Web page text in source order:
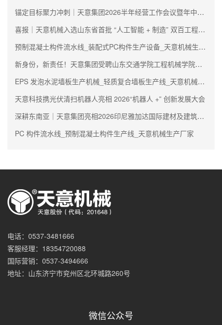
锚定目标聚力冲刺｜天意集团2026半年经营工作会议暨年中述职大会圆满召开
喜报｜天意机械入选山东省首批 “人工智能 + 制造” 双百工程阵容
预制混凝土构件流水线_装配式PC构件生产设备_天意机械生产厂家
新身份，新责任！天意集团受聘山东交通学院工程机械学院理事会副理事长单位
EPS 发泡水泥墙板生产机械_轻质复合墙板生产线_天意机械生产厂家
天意科技携光伏清扫机器人亮相 2026“机器人 +” 创新发展大会
深耕东南亚｜天意集团亮相2026印尼雅加达国际建材及建筑技术展
PC 构件流水线_预制混凝土构件生产线_天意机械生产厂家
电话：0537-3481666
客服经理：18354720088
国际营销：0537-3494666
地址：山东济宁市兖州区北环城路260号
微信公众号